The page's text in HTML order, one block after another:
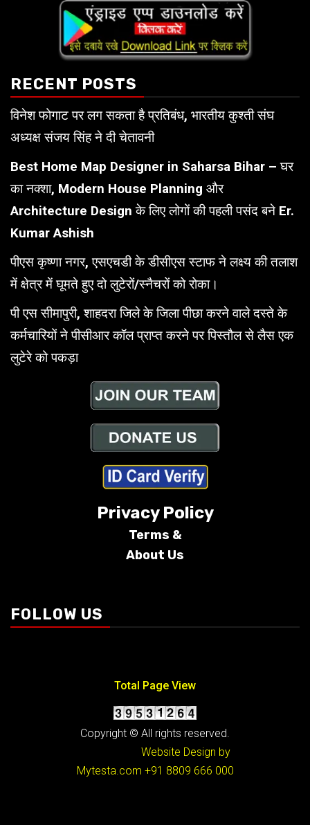
RECENT POSTS
विनेश फोगाट पर लग सकता है प्रतिबंध, भारतीय कुश्ती संघ
अध्यक्ष संजय सिंह ने दी चेतावनी
Best Home Map Designer in Saharsa Bihar – घर
का नक्शा, Modern House Planning और
Architecture Design के लिए लोगों की पहली पसंद बने Er.
Kumar Ashish
पीएस कृष्णा नगर, एसएचडी के डीसीएस स्टाफ ने लक्ष्य की तलाश
में क्षेत्र में घूमते हुए दो लुटेरों/स्नैचरों को रोका।
पी एस सीमापुरी, शाहदरा जिले के जिला पीछा करने वाले दस्ते के
कर्मचारियों ने पीसीआर कॉल प्राप्त करने पर पिस्तौल से लैस एक
लुटेरे को पकड़ा
Privacy Policy
Terms &
About Us
FOLLOW US
Total Page View
Copyright © All rights reserved.
Website Design by
Mytesta.com +91 8809 666 000